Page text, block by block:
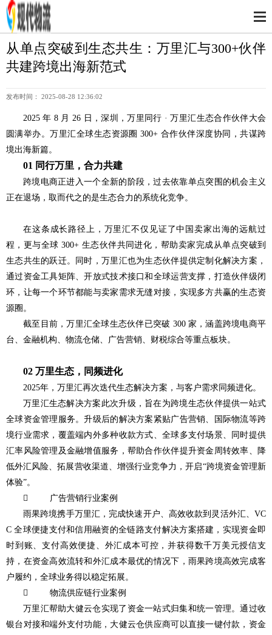
从单点突破到生态共生：万里汇与300+伙伴
共建跨境出海新范式
发布时间： 2025-08-28 12:36:02
2025 年 8 月 26 日，深圳，万里同行 · 万里汇生态合作伙伴大会
圆满举办。万里汇全球生态资源圈 300+ 合作伙伴深度协同，共谋跨
境出海新篇。
01 同行万里，合力共建
跨境电商正进入一个全新的阶段，过去依靠单点突围的机会主义
正在退场，取而代之的是生态合力的系统化竞争。
在这条成长路径上，万里汇不仅见证了中国卖家出海的远航过
程，更与全球 300+ 生态伙伴共同进化，帮助卖家完成从单点突破到
生态共生的跃迁。同时，万里汇也为生态伙伴提供定制化解决方案，
通过资金工具矩阵、开放式技术接口和全球运营支撑，打造伙伴级闭
环，让每一个环节都能与卖家需求无缝对接，实现多方共赢的生态资
源圈。
截至目前，万里汇全球生态伙伴已突破 300 家，涵盖跨境电商平
台、金融机构、物流仓储、广告营销、财税综合等重点板块。
02 万里生态，同频进化
2025年，万里汇再次迭代生态解决方案，与客户需求同频进化。
万里汇生态解决方案此次升级，旨在为跨境生态伙伴提供一站式
全球资金管理服务。升级后的解决方案紧贴广告营销、国际物流等跨
境行业需求，覆盖端内外多种收款方式、全球多支付场景、同时提供
汇率风险管理及金融增值服务，帮助合作伙伴提升资金周转效率、降
低外汇风险、拓展营收渠道、增强行业竞争力，开启“跨境资金管理新
体验”。
 广告营销行业案例
雨果跨境携手万里汇，完成快速开户、高效收款到灵活外汇、VC
C 全球便捷支付和信用融资的全链路支付解决方案搭建，实现资金即
时到账、支付高效便捷、外汇成本可控，并获得数千万美元授信支
持，在资金高效流转和外汇成本最优的情况下，雨果跨境高效完成客
户履约，全球业务得以稳定拓展。
 物流供应链行业案例
万里汇帮助大健云仓实现了资金一站式归集和统一管理。通过收
银台对接和端外支付功能，大健云仓供应商可以直接一键付款，资金